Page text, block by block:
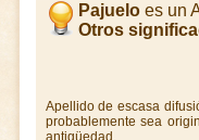
Pajueloes un
Otros
Apellido de escasa
probablemente sea
antigüedad.